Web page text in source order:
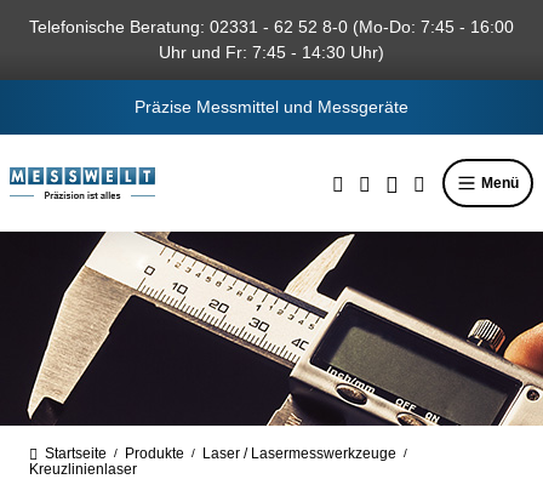
springen
Telefonische Beratung: 02331 - 62 52 8-0 (Mo-Do: 7:45 - 16:00
Uhr und Fr: 7:45 - 14:30 Uhr)
Präzise Messmittel und Messgeräte
Menü
Startseite / Produkte / Laser / Lasermesswerkzeuge /
Kreuzlinienlaser